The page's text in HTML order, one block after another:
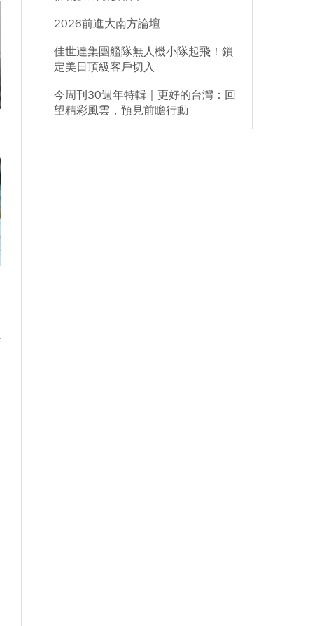
2026前進大南方論壇
佳世達集團艦隊無人機小隊起飛！鎖
定美日頂級客戶切入
今周刊30週年特輯｜更好的台灣：回
望精彩風雲，預見前瞻行動